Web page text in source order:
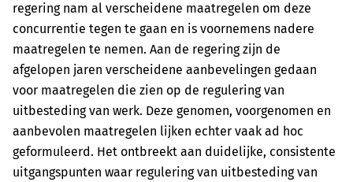
regering nam al verscheidene maatregelen om deze
concurrentie tegen te gaan en is voornemens nadere
maatregelen te nemen. Aan de regering zijn de
afgelopen jaren verscheidene aanbevelingen gedaan
voor maatregelen die zien op de regulering van
uitbesteding van werk. Deze genomen, voorgenomen en
aanbevolen maatregelen lijken echter vaak ad hoc
geformuleerd. Het ontbreekt aan duidelijke, consistente
uitgangspunten waar regulering van uitbesteding van